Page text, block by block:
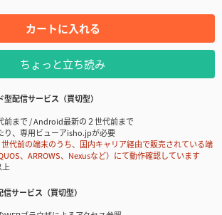
カートに入れる
ちょっと立ち読み
配信サービス（買切型）
前まで / Android最新の２世代前まで
、専用ビューアisho.jpが必要
前の端末のうち、国内キャリア経由で販売されている端
、ARROWS、Nexusなど）にて動作確認しています
上
サービス（買切型）